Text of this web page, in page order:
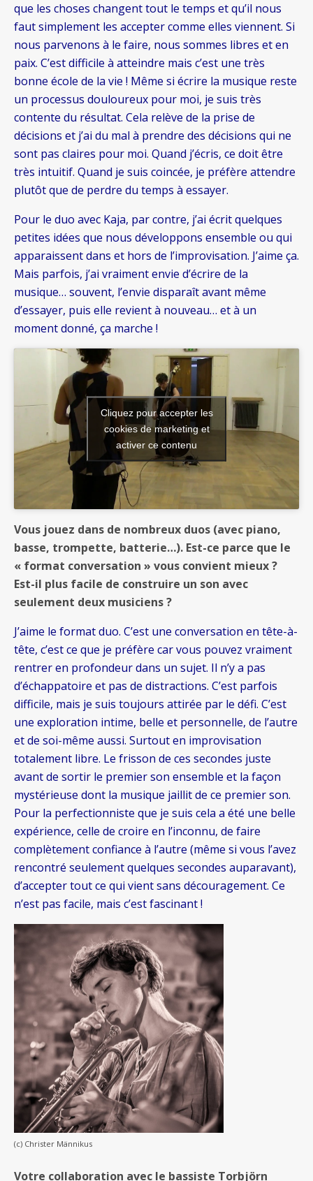
que les choses changent tout le temps et qu’il nous
faut simplement les accepter comme elles viennent. Si
nous parvenons à le faire, nous sommes libres et en
paix. C’est difficile à atteindre mais c’est une très
bonne école de la vie ! Même si écrire la musique reste
un processus douloureux pour moi, je suis très
contente du résultat. Cela relève de la prise de
décisions et j’ai du mal à prendre des décisions qui ne
sont pas claires pour moi. Quand j’écris, ce doit être
très intuitif. Quand je suis coincée, je préfère attendre
plutôt que de perdre du temps à essayer.
Pour le duo avec Kaja, par contre, j’ai écrit quelques
petites idées que nous développons ensemble ou qui
apparaissent dans et hors de l’improvisation. J’aime ça.
Mais parfois, j’ai vraiment envie d’écrire de la
musique… souvent, l’envie disparaît avant même
d’essayer, puis elle revient à nouveau… et à un
moment donné, ça marche !
Cliquez pour accepter les
cookies de marketing et
activer ce contenu
Vous jouez dans de nombreux duos (avec piano,
basse, trompette, batterie…). Est-ce parce que le
« format conversation » vous convient mieux ?
Est-il plus facile de construire un son avec
seulement deux musiciens ?
J’aime le format duo. C’est une conversation en tête-à-
tête, c’est ce que je préfère car vous pouvez vraiment
rentrer en profondeur dans un sujet. Il n’y a pas
d’échappatoire et pas de distractions. C’est parfois
difficile, mais je suis toujours attirée par le défi. C’est
une exploration intime, belle et personnelle, de l’autre
et de soi-même aussi. Surtout en improvisation
totalement libre. Le frisson de ces secondes juste
avant de sortir le premier son ensemble et la façon
mystérieuse dont la musique jaillit de ce premier son.
Pour la perfectionniste que je suis cela a été une belle
expérience, celle de croire en l’inconnu, de faire
complètement confiance à l’autre (même si vous l’avez
rencontré seulement quelques secondes auparavant),
d’accepter tout ce qui vient sans découragement. Ce
n’est pas facile, mais c’est fascinant !
(c) Christer Männikus
Votre collaboration avec le bassiste Torbjörn